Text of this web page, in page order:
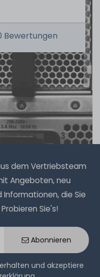
€ *
und 5x9 Vor-Ort-
€ *
Bewertungen
dem Vertriebsteam
Angeboten, neu
die Sie
Sie's!
Abonnieren
und akzeptiere